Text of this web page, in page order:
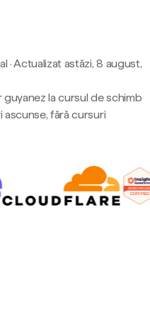
·Actualizat astăzi, 8 august,
la cursul de schimb
fără cursuri